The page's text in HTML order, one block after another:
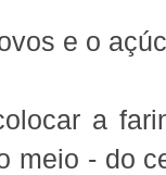
e o
a
meio - do